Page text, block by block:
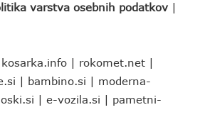
varstva osebnih podatkov |
kosarka.info | rokomet.net |
| bambino.si | moderna-
| e-vozila.si | pametni-